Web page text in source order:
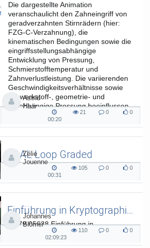
Die dargestellte Animation
veranschaulicht den Zahneingriff von
geradverzahnten Stirnrädern (hier:
FZG-C-Verzahnung), die
kinematischen Bedingungen sowie die
eingriffsstellungsabhängige
Entwicklung von Pressung,
Schmierstofftemperatur und
Zahnverlustleistung. Die variierenden
Geschwindigkeitsverhältnisse sowie
die werkstoff-, geometrie- und
lastabhängige Pressung beeinflussen
Astrid
Haar
00:20
00:20
21
views
0
Kommentare
0
likes
SAAL Loop Graded
SAAL Musikinformatik
Zélie
Jouenne
00:31
00:31
105
views
0
Kommentare
0
likes
Einführung in Kryptographie (in English) 15
L.079.05638 Einführung in
Kryptographie (in English) - SoSe 26
Johannes
Blömer
02:09:23
02:09:23
110
views
0
Kommentare
0
likes